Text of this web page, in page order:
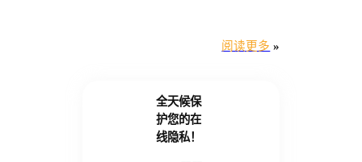
阅读更多 »
全天候保
护您的在
线隐私！